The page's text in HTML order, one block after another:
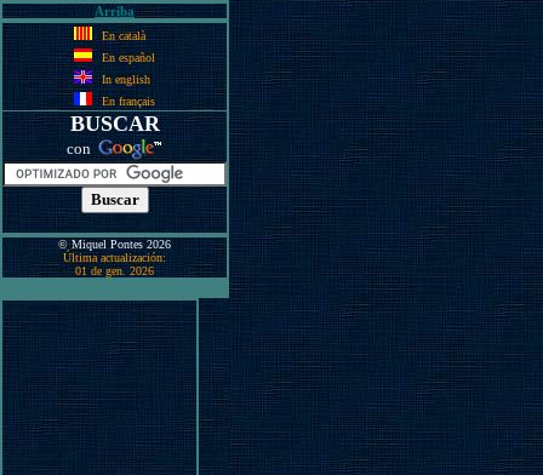
Arriba
En català
En español
In english
En français
BUSCAR
con
© Miquel Pontes 2026
Última actualización:
01 de gen. 2026